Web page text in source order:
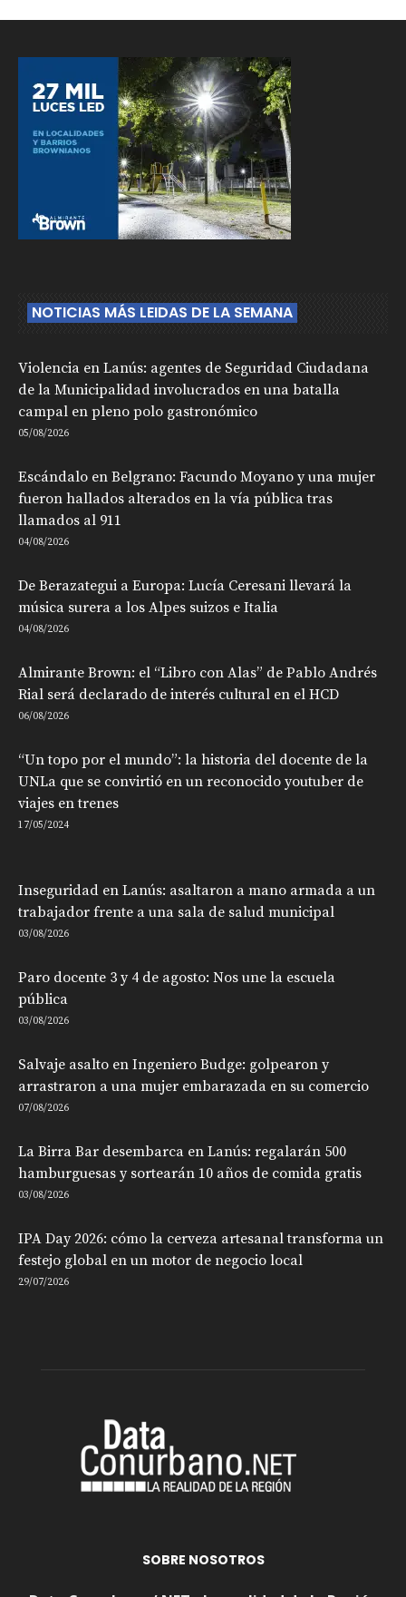
NOTICIAS MÁS LEIDAS DE LA SEMANA
Violencia en Lanús: agentes de Seguridad Ciudadana
de la Municipalidad involucrados en una batalla
campal en pleno polo gastronómico
05/08/2026
Escándalo en Belgrano: Facundo Moyano y una mujer
fueron hallados alterados en la vía pública tras
llamados al 911
04/08/2026
De Berazategui a Europa: Lucía Ceresani llevará la
música surera a los Alpes suizos e Italia
04/08/2026
Almirante Brown: el “Libro con Alas” de Pablo Andrés
Rial será declarado de interés cultural en el HCD
06/08/2026
“Un topo por el mundo”: la historia del docente de la
UNLa que se convirtió en un reconocido youtuber de
viajes en trenes
17/05/2024
Inseguridad en Lanús: asaltaron a mano armada a un
trabajador frente a una sala de salud municipal
03/08/2026
Paro docente 3 y 4 de agosto: Nos une la escuela
pública
03/08/2026
Salvaje asalto en Ingeniero Budge: golpearon y
arrastraron a una mujer embarazada en su comercio
07/08/2026
La Birra Bar desembarca en Lanús: regalarán 500
hamburguesas y sortearán 10 años de comida gratis
03/08/2026
IPA Day 2026: cómo la cerveza artesanal transforma un
festejo global en un motor de negocio local
29/07/2026
SOBRE NOSOTROS